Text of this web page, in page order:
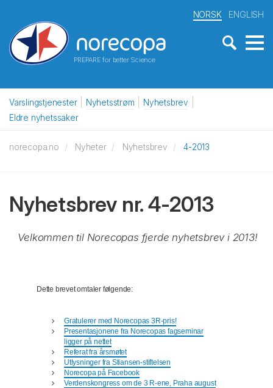
PREPARE for better Science
NORSK ENGLISH
Varslingstjenester Nyhetsstrøm
Nyhetsbrev
Eldre nyhetssaker
norecopa.no Nyheter Nyhetsbrev 4-2013
Nyhetsbrev nr. 4-2013
Velkommen til Norecopas fjerde nyhetsbrev i 2013!
Dette brevet omtaler følgende:
Gratulerer med Norecopas 3R-pris!
Presentasjonene fra Norecopas fagseminar
ligger på nettet
Referat fra årsmøtet
Utlysninger fra Stiansen-stiftelsen
Norecopa på Facebook
Verdenskongress om de 3 R-ene, Praha august